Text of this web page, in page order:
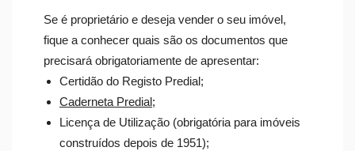
Se é proprietário e deseja vender o seu imóvel,
fique a conhecer quais são os documentos que
precisará obrigatoriamente de apresentar:
Certidão do Registo Predial;
Caderneta Predial;
Licença de Utilização (obrigatória para imóveis
construídos depois de 1951);